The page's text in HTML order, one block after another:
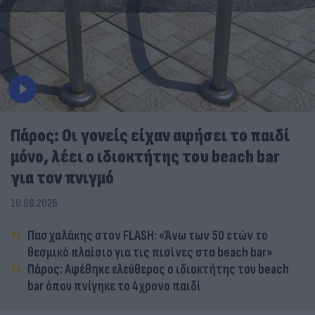
Πάρος: Οι γονείς είχαν αφήσει το παιδί
για τον πνιγμό
10.08.2026
Πασχαλάκης στον FLASH: «Άνω των 50 ετών το